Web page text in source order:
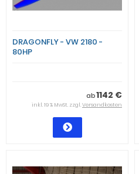
DRAGONFLY - VW 2180 -
80HP
ab1142 €
inkl. 19 % MwSt. zzgl.Versandkosten